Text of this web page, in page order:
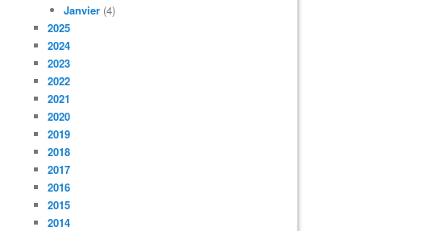
Janvier (4)
2025
2024
2023
2022
2021
2020
2019
2018
2017
2016
2015
2014